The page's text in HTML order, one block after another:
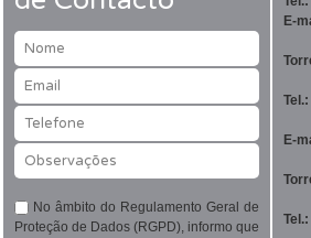
Nome
Email
Telefone
Observações
No âmbito do Regulamento Geral de
Proteção de Dados (RGPD), informo que
E-
Tel.:
E-
Tel.: